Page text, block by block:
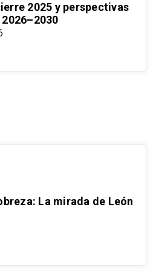
2025 y perspectivas
La mirada de León